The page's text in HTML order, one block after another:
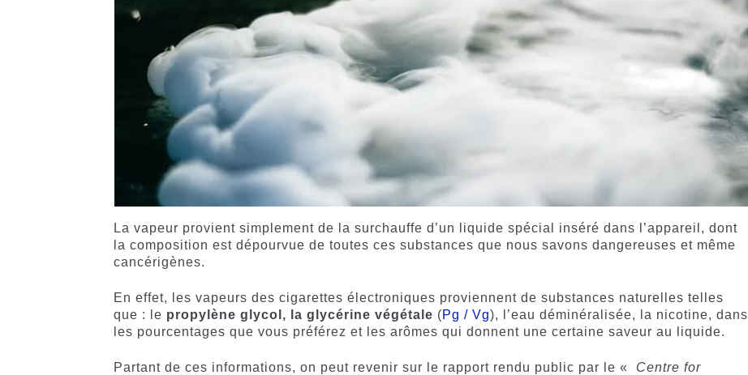
La vapeur provient simplement de la surchauffe d’un liquide spécial inséré dans l’appareil, dont
la composition est dépourvue de toutes ces substances que nous savons dangereuses et même
cancérigènes.
En effet, les vapeurs des cigarettes électroniques proviennent de substances naturelles telles
que : le propylène glycol, la glycérine végétale (Pg / Vg), l’eau déminéralisée, la nicotine, dans
les pourcentages que vous préférez et les arômes qui donnent une certaine saveur au liquide.
Partant de ces informations, on peut revenir sur le rapport rendu public par le « Centre for